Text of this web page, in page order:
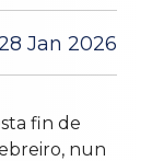
Jan 2026
fin de
nun